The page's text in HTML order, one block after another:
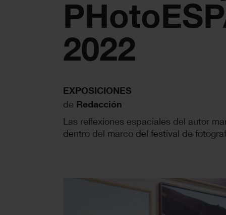
2022
EXPOSICIONES
de Redacción
Las reflexiones espaciales del autor
dentro del marco del festival de